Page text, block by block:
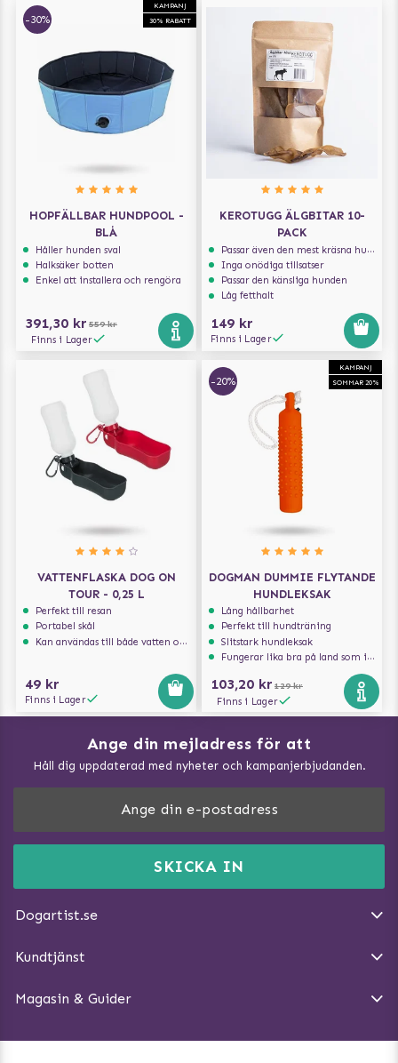
KAMPANJ
30% RABATT
-30%
HOPFÄLLBAR HUNDPOOL -
BLÅ
Håller hunden sval
Halksäker botten
Enkel att installera och rengöra
391,30 kr 559 kr
Finns i Lager
KEROTUGG ÄLGBITAR 10-
PACK
Passar även den mest kräsna hunden
Inga onödiga tillsatser
Passar den känsliga hunden
Låg fetthalt
149 kr
Finns i Lager
VATTENFLASKA DOG ON
TOUR - 0,25 L
Perfekt till resan
Portabel skål
Kan användas till både vatten och mat
49 kr
Finns i Lager
KAMPANJ
SOMMAR 20%
-20%
DOGMAN DUMMIE FLYTANDE
HUNDLEKSAK
Lång hållbarhet
Perfekt till hundträning
Slitstark hundleksak
Fungerar lika bra på land som i vatten
103,20 kr 129 kr
Finns i Lager
Ange din mejladress för att
Håll dig uppdaterad med nyheter och kampanjerbjudanden.
SKICKA IN
Dogartist.se
DogArtist.se drivs av:
E-post:info@dogartist.se
Kundtjänst
Ångra Köp
Magasin & Guider
Vad kan hundar äta?
Träna Nose Work hemma
Så gör du promenaden roligare
Hundbäddar